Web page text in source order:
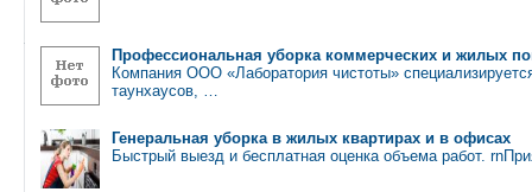
Профессиональная уборка коммерческих и жилых
Компания ООО «Лаборатория чистоты»
таунхаусов, …
Генеральная уборка в жилых квартирах и в офисах
Быстрый выезд и бесплатная оценка объема работ.